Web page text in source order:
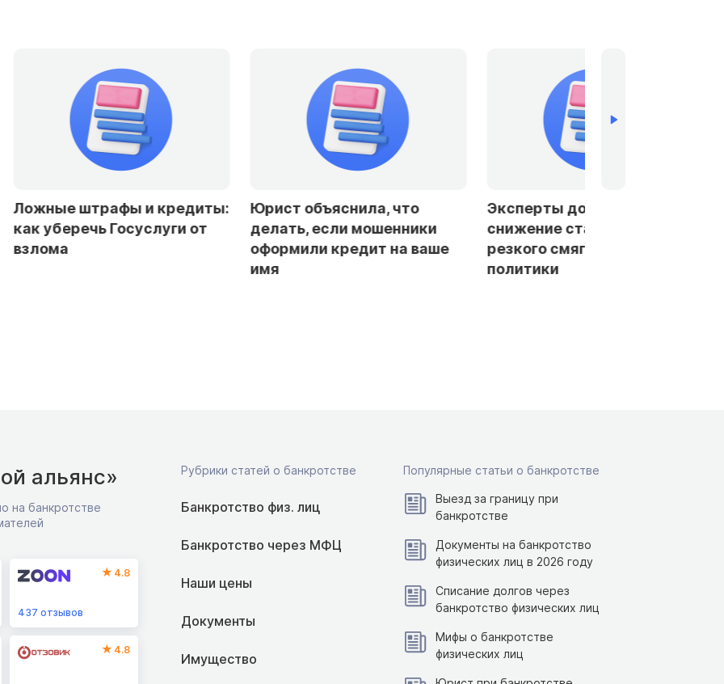
Юрист объяснила, что
делать, если мошенники
оформили кредит на ваше
Эксперты допустили
снижение ставки ЦБ без
резкого смягчения
политики
Банки в Петербурге и
Ленобласти стали чаще
отказывать заемщикам в
автокредитах
альянс»
на банкротстве
4.8
437 отзывов
4.8
Рубрики статей о банкротстве
Банкротство физ. лиц
Банкротство через МФЦ
Наши цены
Документы
Имущество
Популярные статьи о банкротстве
Выезд за границу при
банкротстве
Документы на банкротство
физических лиц в 2026 году
Списание долгов через
банкротство физических лиц
Мифы о банкротстве
физических лиц